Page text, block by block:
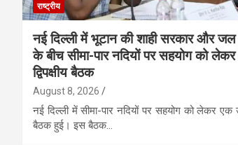
राष्ट्रीय
नई दिल्ली में भूटान की शाही सरकार और
के बीच सीमा-पार नदियों पर सहयोग को
द्विपक्षीय बैठक
August 8, 2026
नई दिल्ली में सीमा-पार नदियों पर सहयोग को लेकर एक
बैठक हुई। इस बैठक…